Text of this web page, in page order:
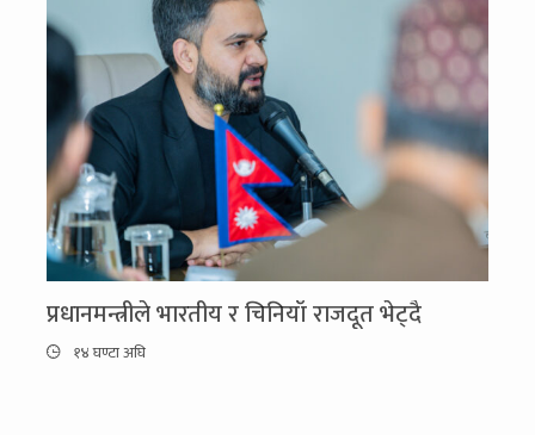
प्रधानमन्त्रीले भारतीय र चिनियाँ राजदूत भेट्दै
१४ घण्टा अघि